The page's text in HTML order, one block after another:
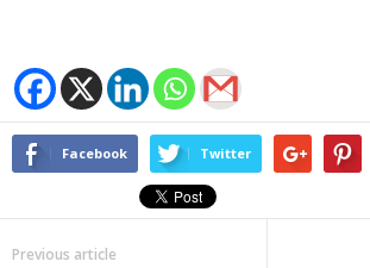
Facebook Twitter
Previous article